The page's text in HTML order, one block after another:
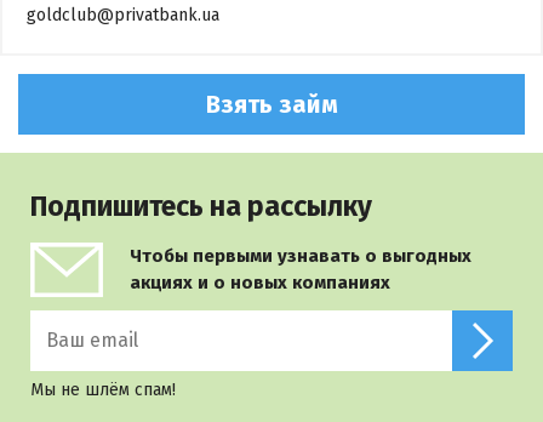
goldclub@privatbank.ua
Взять займ
Подпишитесь на рассылку
Чтобы первыми узнавать о выгодных
акциях и о новых компаниях
Мы не шлём спам!